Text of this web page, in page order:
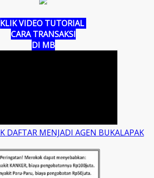
KLIK VIDEO TUTORIAL
CARA TRANSAKSI
DI MB